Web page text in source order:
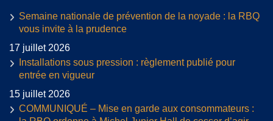
Semaine nationale de prévention de la noyade : la RBQ
vous invite à la prudence
17 juillet 2026
Installations sous pression : règlement publié pour
entrée en vigueur
15 juillet 2026
COMMUNIQUÉ – Mise en garde aux consommateurs :